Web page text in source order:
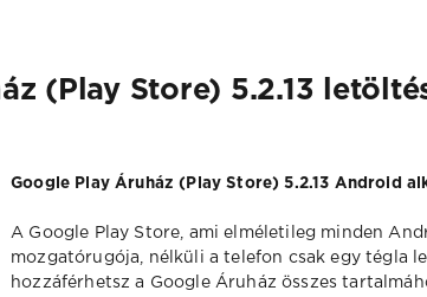
(Play Store) 5.2.13
Google Play Áruház (Play Store) 5.2.13 Android
A Google Play Store, ami elméletileg minden
mozgatórugója, nélküli a telefon csak egy tégla
hozzáférhetsz a Google Áruház összes